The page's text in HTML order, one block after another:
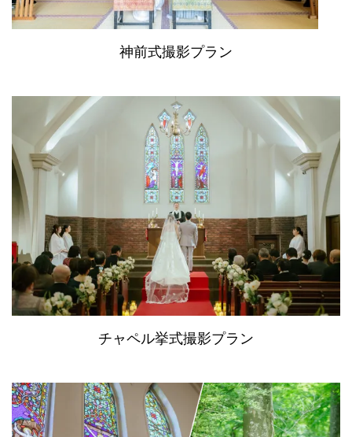
神前式撮影プラン
チャペル挙式撮影プラン